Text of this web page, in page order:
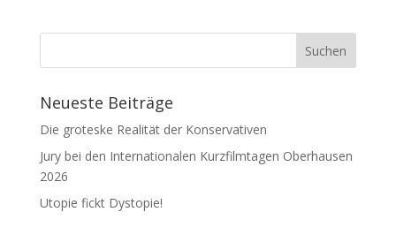
Neueste Beiträge
Die groteske Realität der Konservativen
Jury bei den Internationalen Kurzfilmtagen Oberhausen
2026
Utopie fickt Dystopie!